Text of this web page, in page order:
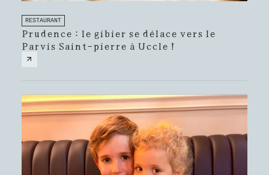
RESTAURANT
Prudence : le gibier se délace vers le
Parvis Saint-pierre à Uccle !